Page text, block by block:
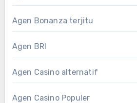
Agen Bonanza terjitu
Agen BRI
Agen Casino alternatif
Agen Casino Populer